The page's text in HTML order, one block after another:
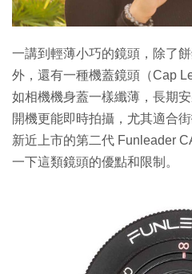
一講到輕薄小巧的鏡頭，除了
外，還有一種機蓋鏡頭（Cap
如相機機身蓋一樣纖薄，長期
開機更能即時拍攝，尤其適合
新近上市的第二代 Funleader
一下這類鏡頭的優點和限制。